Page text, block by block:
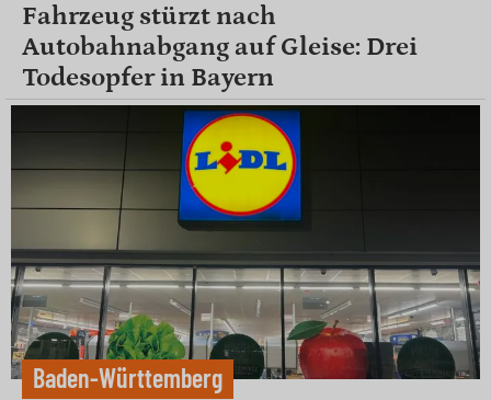
Fahrzeug stürzt nach
Autobahnabgang auf Gleise: Drei
Todesopfer in Bayern
Baden-Württemberg